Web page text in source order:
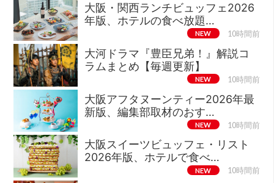
大阪・関西ランチビュッフェ2026
年版、ホテルの食べ放題…
NEW 10時間前
大河ドラマ『豊臣兄弟！』解説コ
ラムまとめ【毎週更新】
NEW 10時間前
大阪アフタヌーンティー2026年最
新版、編集部取材のおす…
NEW 10時間前
大阪スイーツビュッフェ・リスト
2026年版、ホテルで食べ…
NEW 10時間前